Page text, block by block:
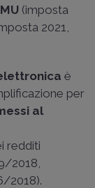
(imposta
2021,
è
per
al
redditi
2018,
2018).